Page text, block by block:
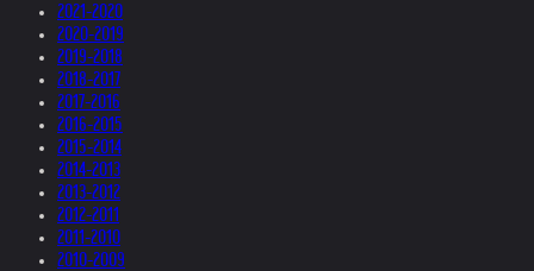
2021-2020
2020-2019
2019-2018
2018-2017
2017-2016
2016-2015
2015-2014
2014-2013
2013-2012
2012-2011
2011-2010
2010-2009